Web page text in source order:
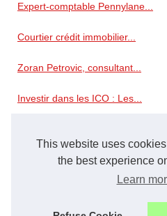
This website uses
the best experience
Learn
Expert-comptable Pennylane...
Courtier crédit immobilier...
Zoran Petrovic, consultant...
Investir dans les ICO : Les...
Simulation d'impôt 2026 pour...